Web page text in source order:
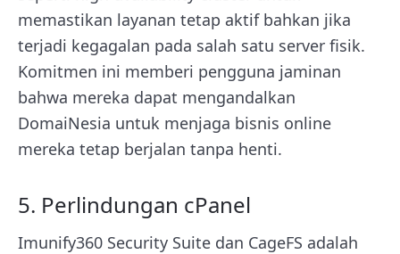
memastikan layanan tetap aktif bahkan jika
terjadi kegagalan pada salah satu server fisik.
Komitmen ini memberi pengguna jaminan
bahwa mereka dapat mengandalkan
DomaiNesia untuk menjaga bisnis online
mereka tetap berjalan tanpa henti.
5. Perlindungan cPanel
Imunify360 Security Suite dan CageFS adalah